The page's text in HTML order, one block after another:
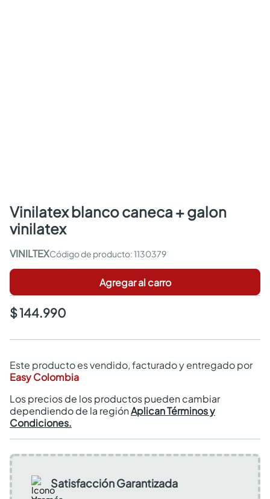
vinilatex blanco caneca + galon
vinilatex
VINILTEX :1130379
Agregar al carro
$ 144.990
Este producto es vendido, facturado y entregado por
Easy Colombia
Los precios de los productos pueden cambiar
dependiendo de la regiónAplican Términos y
Condiciones.
Satisfacción Garantizada